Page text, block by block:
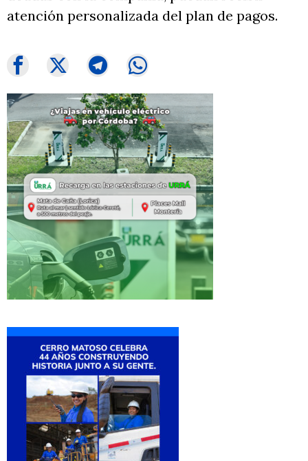
atención personalizada del plan de pagos.